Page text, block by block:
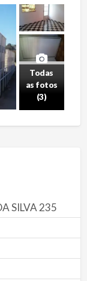
Todas
as fotos
(3)
SILVA 235